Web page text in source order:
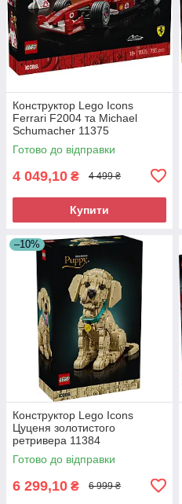
Конструктор Lego Icons
Ferrari F2004 та Michael
Schumacher 11375
Готово до відправки
4 049,10 ₴ 4 499 ₴
Купити
–10%
Конструктор Lego Icons
Цуценя золотистого
ретривера 11384
Готово до відправки
6 299,10 ₴ 6 999 ₴